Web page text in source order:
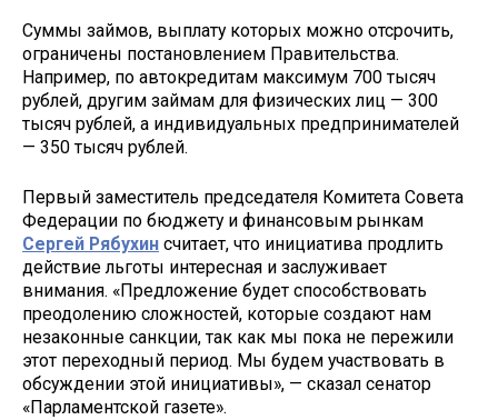
Суммы займов, выплату которых можно отсрочить,
ограничены постановлением Правительства.
Например, по автокредитам максимум 700 тысяч
рублей, другим займам для физических лиц — 300
тысяч рублей, а индивидуальных предпринимателей
— 350 тысяч рублей.
Первый заместитель председателя Комитета Совета
Федерации по бюджету и финансовым рынкам
Сергей Рябухин считает, что инициатива продлить
действие льготы интересная и заслуживает
внимания. «Предложение будет способствовать
преодолению сложностей, которые создают нам
незаконные санкции, так как мы пока не пережили
этот переходный период. Мы будем участвовать в
обсуждении этой инициативы», — сказал сенатор
«Парламентской газете».